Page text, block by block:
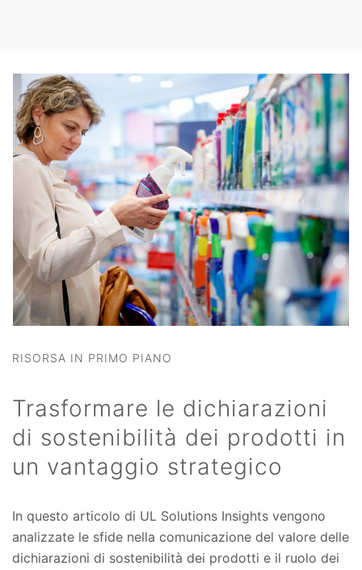
RISORSA IN PRIMO PIANO
Trasformare le dichiarazioni
di sostenibilità dei prodotti in
un vantaggio strategico
In questo articolo di UL Solutions Insights vengono
analizzate le sfide nella comunicazione del valore delle
dichiarazioni di sostenibilità dei prodotti e il ruolo dei